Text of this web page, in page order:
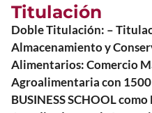
Titulación
Doble Titulación: –
Almacenamiento y
Alimentarios: Comercio
Agroalimentaria con
BUSINESS SCHOOL